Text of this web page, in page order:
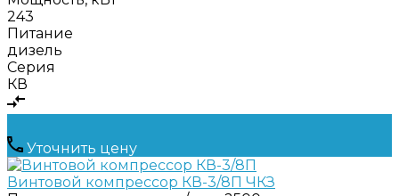
243
Питание
дизель
Серия
КВ
Уточнить цену
Винтовой компрессор КВ-3/8П ЧКЗ